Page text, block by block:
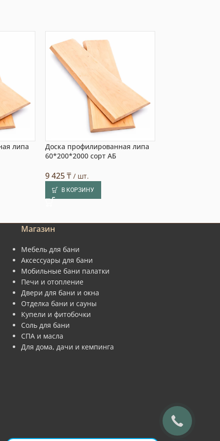
липа
Доска профилированная липа
60*200*2000 сорт АБ
9 425₸/ шт.
В КОРЗИНУ
Магазин
Мебель для бани
Аксессуары для бани
Мобильные бани палатки
Печи и отопление
Двери для бани и окна
Отделка бани и сауны
Купели и фитобочки
Соль для бани
СПА и масла
Для дома, дачи и кемпинга